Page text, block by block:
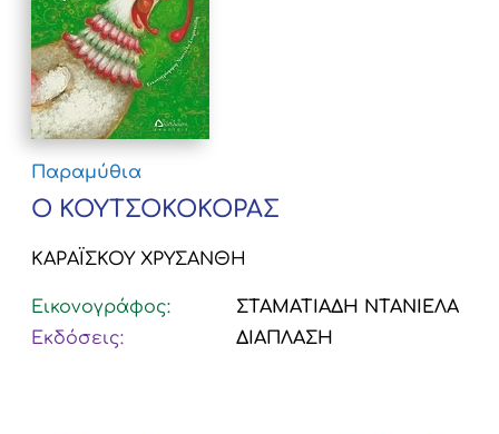
Παραμύθια
Ο ΚΟΥΤΣΟΚΟΚΟΡΑΣ
ΚΑΡΑΪΣΚΟΥ ΧΡΥΣΑΝΘΗ
Εικονογράφος:
ΣΤΑΜΑΤΙΑΔΗ ΝΤΑΝΙΕΛΑ
Εκδόσεις:
ΔΙΑΠΛΑΣΗ